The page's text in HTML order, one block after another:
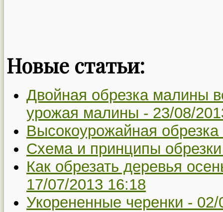
Новые статьи:
Двойная обрезка малины
урожая малины - 23/08/
Высокоурожайная
Схема и принципы
Как обрезать деревья
17/07/2013 16:18
Укорененные черенки - 02/